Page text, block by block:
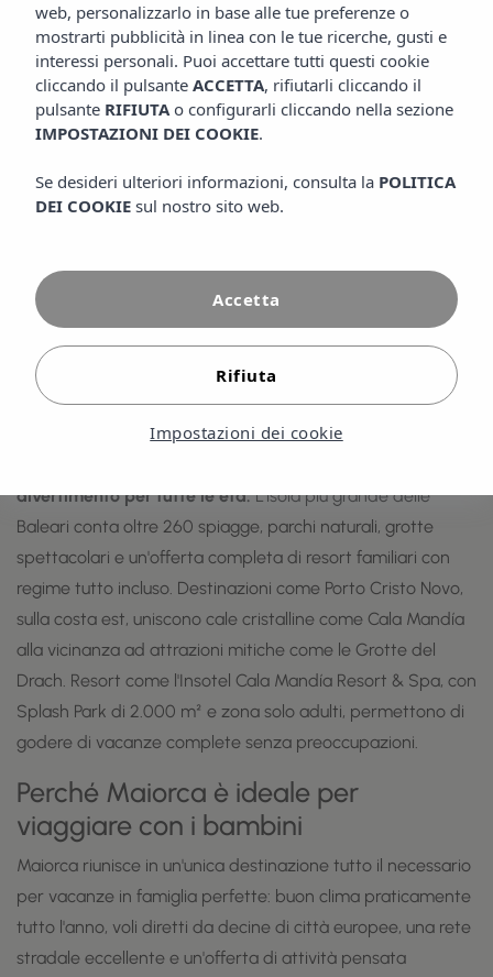
CONDIVIDI
Le vacanze in famiglia a Maiorca offrono la
divertimento per tutte le età.L'isola più grande delle
Baleari conta oltre 260 spiagge, parchi naturali, grotte
spettacolari e un'offerta completa di resort familiari con
regime tutto incluso. Destinazioni come Porto Cristo Novo,
sulla costa est, uniscono cale cristalline come Cala Mandía
alla vicinanza ad attrazioni mitiche come le Grotte del
Drach. Resort come l'Insotel Cala Mandía Resort & Spa, con
Splash Park di 2.000 m² e zona solo adulti, permettono di
godere di vacanze complete senza preoccupazioni.
Perché Maiorca è ideale per
viaggiare con i bambini
Maiorca riunisce in un'unica destinazione tutto il necessario
per vacanze in famiglia perfette: buon clima praticamente
tutto l'anno, voli diretti da decine di città europee, una rete
stradale eccellente e un'offerta di attività pensata
web, personalizzarlo in base alle tue preferenze o
mostrarti pubblicità in linea con le tue ricerche, gusti e
interessi personali. Puoi accettare tutti questi cookie
cliccando il pulsante ACCETTA, rifiutarli cliccando il
pulsante RIFIUTAo configurarli cliccando nella sezione
IMPOSTAZIONI DEI COOKIE.
Se desideri ulteriori informazioni, consulta la POLITICA
DEI COOKIE sul nostro sito web.
Impostazioni dei cookie
Rifiuta
Accetta